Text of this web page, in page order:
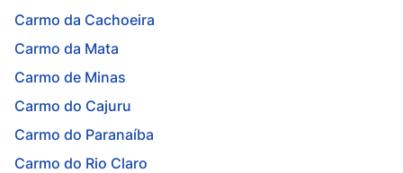
Carmo da Cachoeira
Carmo da Mata
Carmo de Minas
Carmo do Cajuru
Carmo do Paranaíba
Carmo do Rio Claro